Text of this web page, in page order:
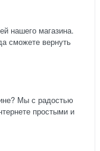
нашего магазина.
сможете вернуть
Мы с радостью
простыми и